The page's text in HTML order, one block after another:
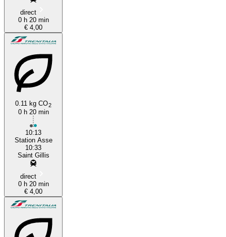
direct
0 h 20 min
€ 4,00
0.11 kg CO2
0 h 20 min
10:13
Station Asse
10:33
Saint Gillis
direct
0 h 20 min
€ 4,00